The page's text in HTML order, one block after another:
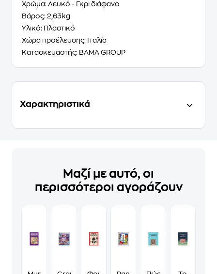
Χρώμα: Λευκό - Γκρι διάφανο
Βάρος: 2,63kg
Υλικό: Πλαστικό
Χώρα προέλευσης: Ιταλία
Κατασκευαστής: BAMA GROUP
Χαρακτηριστικά
Μαζί με αυτό, οι
περισσότεροι αγοράζουν